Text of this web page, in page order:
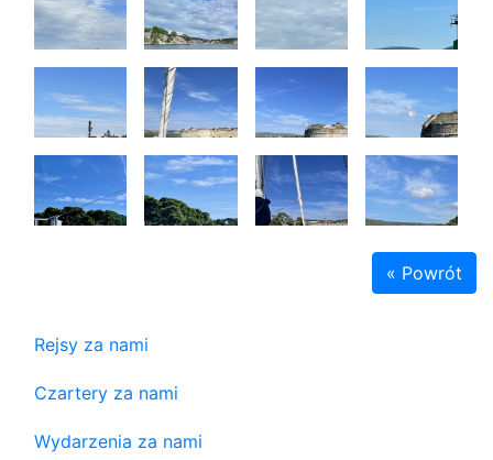
« Powrót
Rejsy za nami
Czartery za nami
Wydarzenia za nami